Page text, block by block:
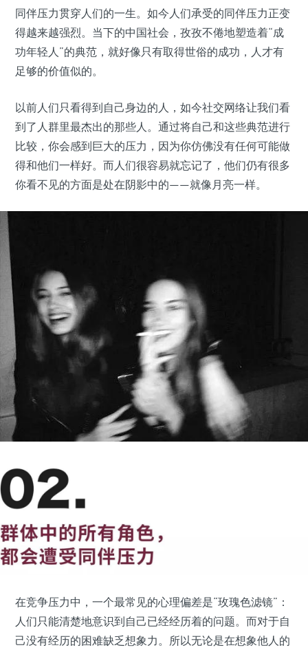
同伴压力贯穿人们的一生。如今人们承受的同伴压力正变
得越来越强烈。当下的中国社会，孜孜不倦地塑造着“成
功年轻人”的典范，就好像只有取得世俗的成功，人才有
足够的价值似的。
以前人们只看得到自己身边的人，如今社交网络让我们看
到了人群里最杰出的那些人。通过将自己和这些典范进行
比较，你会感到巨大的压力，因为你仿佛没有任何可能做
得和他们一样好。而人们很容易就忘记了，他们仍有很多
你看不见的方面是处在阴影中的——就像月亮一样。
在竞争压力中，一个最常见的心理偏差是“玫瑰色滤镜”：
人们只能清楚地意识到自己已经经历着的问题。而对于自
己没有经历的困难缺乏想象力。所以无论是在想象他人的